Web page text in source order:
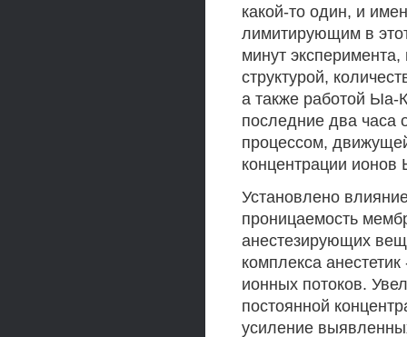
какой-то один, и
лимитирующим в
минут
структурой,
а также работой Ыа-
последние два
процессом,
концентрации
Установлено
проницаемость
анестезирующих
комплекса
ионных потоков.
постоянной
усиление